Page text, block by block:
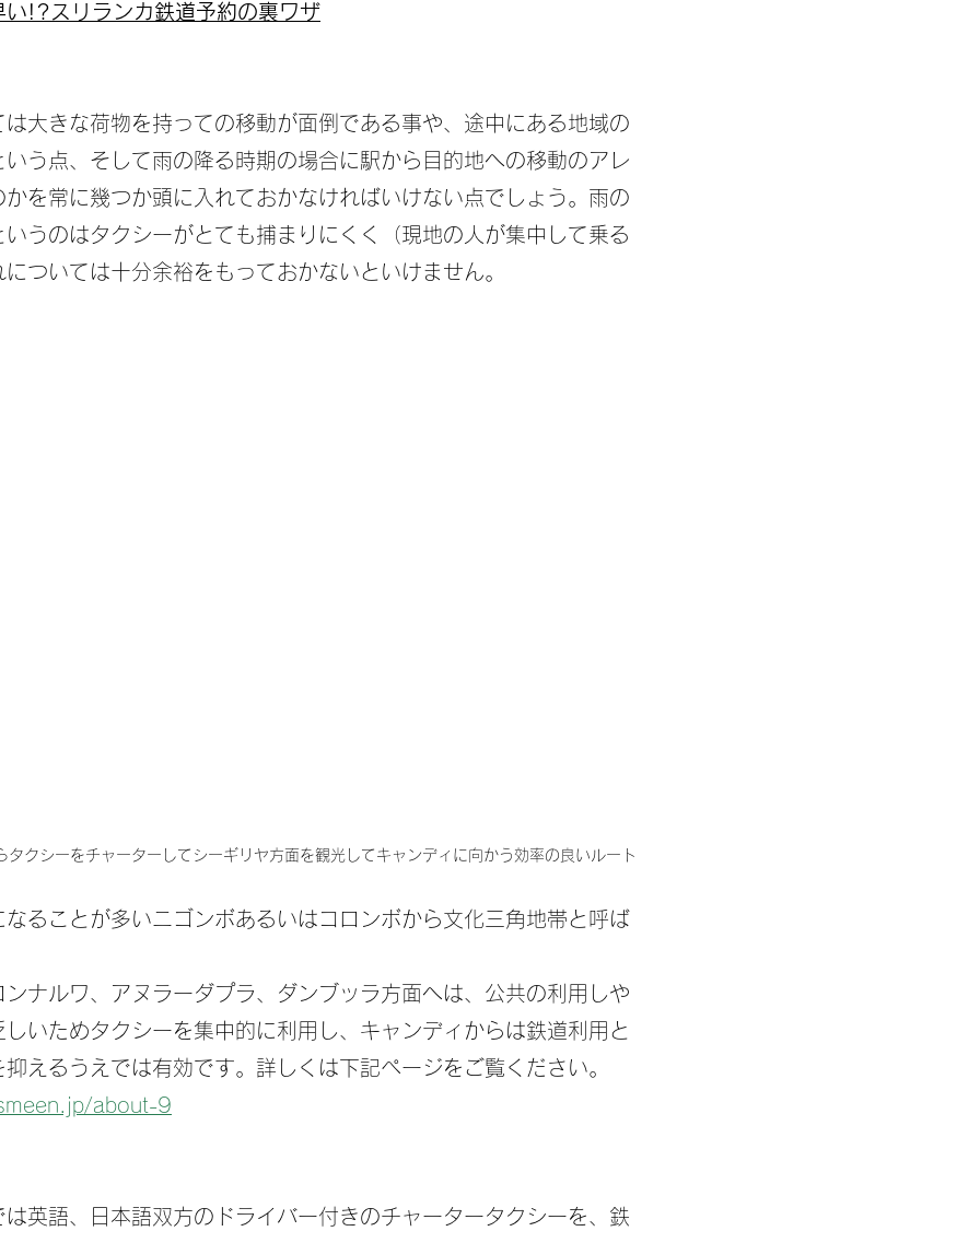
い!?スリランカ鉄道予約の裏ワザ
大きな荷物を持っての移動が面倒である事や、途中にある地域の
う点、そして雨の降る時期の場合に駅から目的地への移動のアレ
かを常に幾つか頭に入れておかなければいけない点でしょう。雨の
いうのはタクシーがとても捕まりにくく（現地の人が集中して乗る
ついては十分余裕をもっておかないといけません。
タクシーをチャーターしてシーギリヤ方面を観光してキャンディに向かう効率の良いルート
なることが多いニゴンボあるいはコロンボから文化三角地帯と呼ば
ンナルワ、アヌラーダプラ、ダンブッラ方面へは、公共の利用しや
しいためタクシーを集中的に利用し、キャンディからは鉄道利用と
えるうえでは有効です。詳しくは下記ページをご覧ください。
about-9
は英語、日本語双方のドライバー付きのチャータータクシーを、鉄